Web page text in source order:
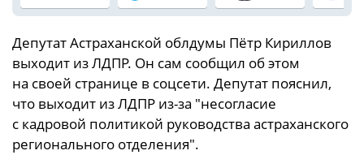
Депутат Астраханской облдумы Пётр Кириллов
выходит из ЛДПР. Он сам сообщил об этом
на своей странице в соцсети. Депутат пояснил,
что выходит из ЛДПР из-за "несогласие
с кадровой политикой руководства астраханского
регионального отделения".